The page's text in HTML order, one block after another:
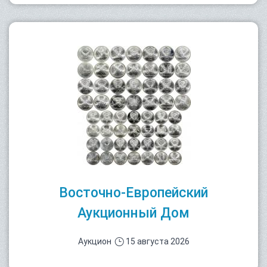
Восточно-Европейский
Аукционный Дом
Аукцион 15 августа 2026